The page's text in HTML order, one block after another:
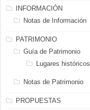
INFORMACIÓN
Notas de Información
PATRIMONIO
Guía de Patrimonio
Lugares históricos
Notas de Patrimonio
PROPUESTAS